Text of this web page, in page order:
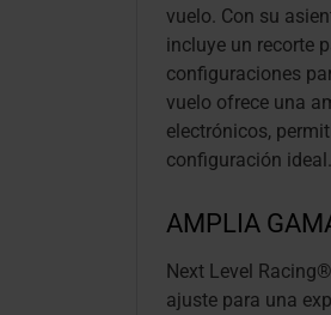
vuelo. Con su
incluye un recorte
configuraciones
vuelo ofrece una
electrónicos,
configuración ideal.
AMPLIA
Next Level
ajuste para una